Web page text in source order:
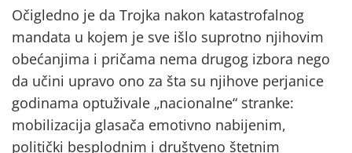
Očigledno je da Trojka nakon katastrofalnog
mandata u kojem je sve išlo suprotno njihovim
obećanjima i pričama nema drugog izbora nego
da učini upravo ono za šta su njihove perjanice
godinama optuživale „nacionalne“ stranke:
mobilizacija glasača emotivno nabijenim,
politički besplodnim i društveno štetnim